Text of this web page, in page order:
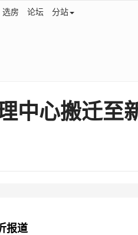
选房 论坛 分站
中心搬迁至
报道